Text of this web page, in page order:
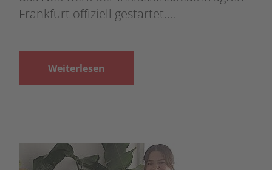
Frankfurt offiziell gestartet.…
Weiterlesen